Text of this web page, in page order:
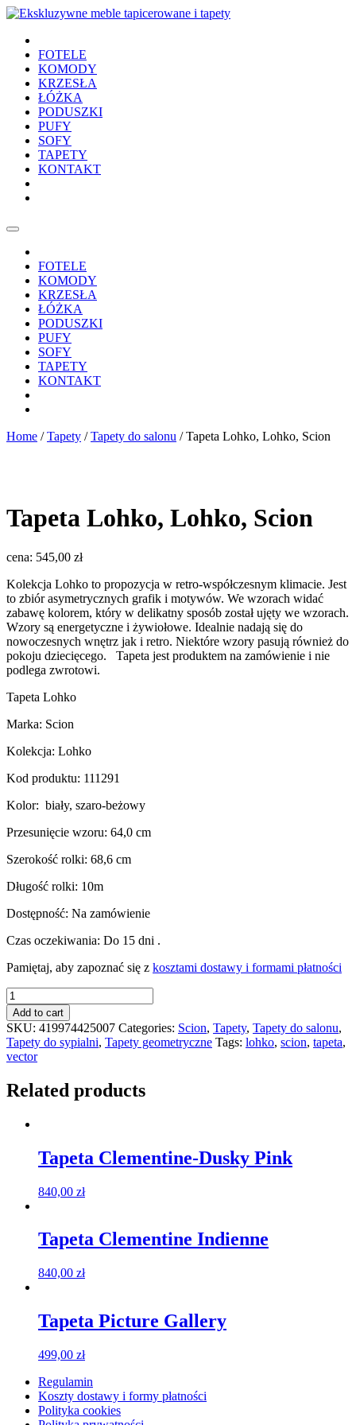
FOTELE
KOMODY
KRZESŁA
ŁÓŻKA
PODUSZKI
PUFY
SOFY
TAPETY
KONTAKT
FOTELE
KOMODY
KRZESŁA
ŁÓŻKA
PODUSZKI
PUFY
SOFY
TAPETY
KONTAKT
Home /Tapety /Tapety do salonu / Tapeta Lohko, Lohko, Scion
Tapeta Lohko, Lohko, Scion
cena: 545,00 zł
Kolekcja Lohko to propozycja w retro-współczesnym klimacie. Jest
to zbiór asymetrycznych grafik i motywów. We wzorach widać
zabawę kolorem, który w delikatny sposób został ujęty we wzorach.
Wzory są energetyczne i żywiołowe. Idealnie nadają się do
nowoczesnych wnętrz jak i retro. Niektóre wzory pasują również do
pokoju dziecięcego. Tapeta jest produktem na zamówienie i nie
podlega zwrotowi.
Tapeta Lohko
Marka: Scion
Kolekcja: Lohko
Kod produktu: 111291
Kolor: biały, szaro-beżowy
Przesunięcie wzoru: 64,0 cm
Szerokość rolki: 68,6 cm
Długość rolki: 10m
Dostępność: Na zamówienie
Czas oczekiwania: Do 15 dni .
Pamiętaj, aby zapoznać się z kosztami dostawy i formami płatności
Tapeta
Lohko,
Lohko,
Scion
quantity
Add to cart
SKU: 419974425007 Categories: Scion, Tapety, Tapety do salonu,
Tapety do sypialni, Tapety geometryczne Tags: lohko, scion, tapeta,
vector
Related products
Tapeta Clementine-Dusky Pink
840,00 zł
Tapeta Clementine Indienne
840,00 zł
Tapeta Picture Gallery
499,00 zł
Regulamin
Koszty dostawy i formy płatności
Polityka cookies